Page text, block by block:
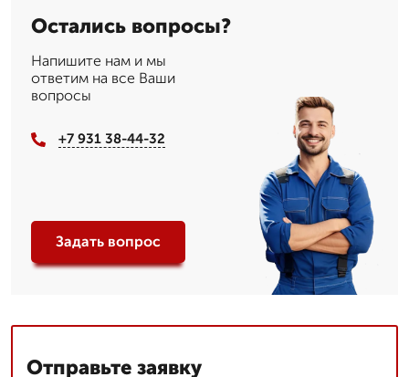
Остались вопросы?
Напишите нам и мы
ответим на все Ваши
вопросы
+7 931 38-44-32
Задать вопрос
Отправьте заявку